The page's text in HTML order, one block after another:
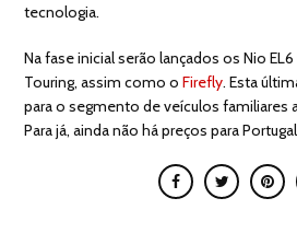
tecnologia.
Na fase inicial serão lançados os Nio
Touring, assim como oFirefly. Esta
para o segmento de veículos familiares
Para já, ainda não há preços para